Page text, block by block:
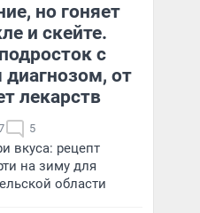
но гоняет
и скейте.
с
от
лекарств
5
вкуса: рецепт
на зиму для
области